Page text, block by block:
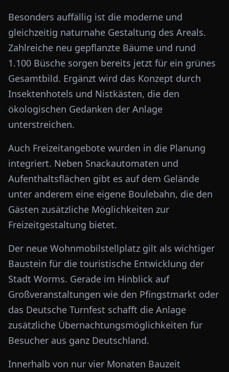
Besonders auffällig ist die moderne und
gleichzeitig naturnahe Gestaltung des Areals.
Zahlreiche neu gepflanzte Bäume und rund
1.100 Büsche sorgen bereits jetzt für ein grünes
Gesamtbild. Ergänzt wird das Konzept durch
Insektenhotels und Nistkästen, die den
ökologischen Gedanken der Anlage
unterstreichen.
Auch Freizeitangebote wurden in die Planung
integriert. Neben Snackautomaten und
Aufenthaltsflächen gibt es auf dem Gelände
unter anderem eine eigene Boulebahn, die den
Gästen zusätzliche Möglichkeiten zur
Freizeitgestaltung bietet.
Der neue Wohnmobilstellplatz gilt als wichtiger
Baustein für die touristische Entwicklung der
Stadt Worms. Gerade im Hinblick auf
Großveranstaltungen wie den Pfingstmarkt oder
das Deutsche Turnfest schafft die Anlage
zusätzliche Übernachtungsmöglichkeiten für
Besucher aus ganz Deutschland.
Innerhalb von nur vier Monaten Bauzeit